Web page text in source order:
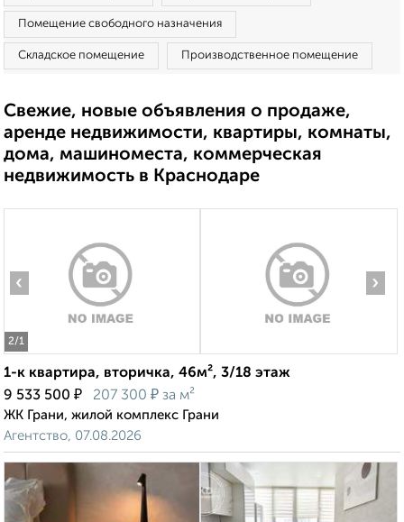
Помещение свободного назначения
Складское помещение Производственное помещение
Свежие, новые объявления о продаже,
аренде недвижимости, квартиры, комнаты,
дома, машиноместа, коммерческая
недвижимость в Краснодаре
2/1
‹ ›
1-к квартира, вторичка, 46м², 3/18 этаж
9 533 500 ₽ 207 300 ₽ за м²
ЖК Грани, жилой комплекс Грани
Агентство, 07.08.2026